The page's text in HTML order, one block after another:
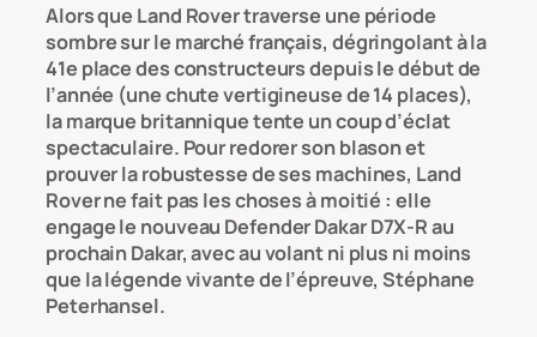
Alors que Land Rover traverse une période
sombre sur le marché français, dégringolant à la
41e place des constructeurs depuis le début de
l’année (une chute vertigineuse de 14 places),
la marque britannique tente un coup d’éclat
spectaculaire. Pour redorer son blason et
prouver la robustesse de ses machines, Land
Rover ne fait pas les choses à moitié : elle
engage le nouveau Defender Dakar D7X-R au
prochain Dakar, avec au volant ni plus ni moins
que la légende vivante de l’épreuve, Stéphane
Peterhansel.